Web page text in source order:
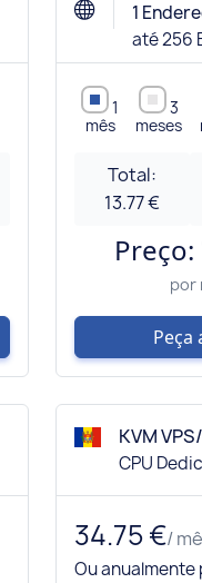
1
até 256
1
mês
3
meses
Total:
13.77 €
Preço:
por
Peça
KVM
CPU
34.75 €/
Ou anualmente